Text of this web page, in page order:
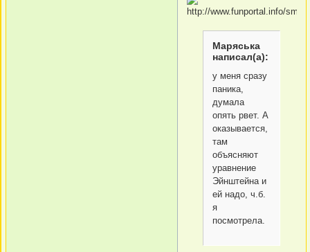
Маряська
написал(а):
у меня сразу
паника,
думала
опять рвет. А
оказывается,
там
объясняют
уравнение
Эйнштейна и
ей надо, ч.б.
я
посмотрела.